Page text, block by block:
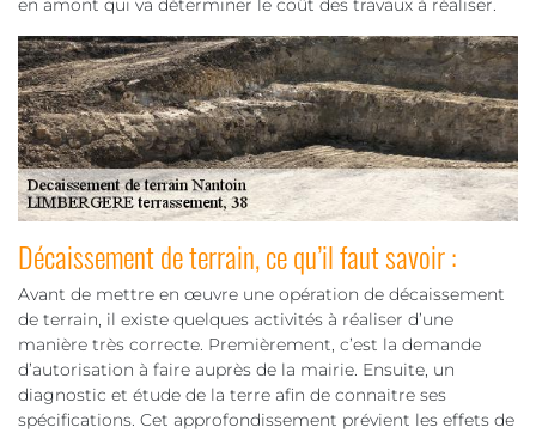
Décaissement de terrain, ce qu’il faut savoir :
Avant de mettre en œuvre une opération de décaissement
de terrain, il existe quelques activités à réaliser d’une
manière très correcte. Premièrement, c’est la demande
d’autorisation à faire auprès de la mairie. Ensuite, un
diagnostic et étude de la terre afin de connaitre ses
spécifications. Cet approfondissement prévient les effets de